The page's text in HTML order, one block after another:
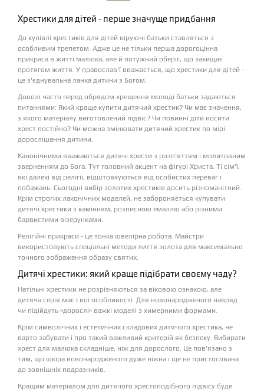
Хрестики для дітей - перше значуще придбання
До купівлі хрестиків для дітей віруючі батьки ставляться з
особливим трепетом. Адже це не тільки перша дорогоцінна
прикраса в житті малюка, але й потужний оберіг, що захищає
протягом життя. У православ'ї вважається, що хрестики для дітей -
це з'єднувальна ланка дитини з Богом.
Доволі часто перед обрядом хрещення молоді батьки задаються
питаннями: Який краще купити дитячий хрестик? Чи має значення,
з якого матеріалу виготовлений підвіс? Чи повинні діти носити
хрест постійно? Чи можна змінювати дитячий хрестик по мірі
дорослішання дитини.
Канонічними вважаються дитячі хрести з розп'яттям і молитовним
зверненням до Бога. Тут головний акцент на фігурі Христа. Ті сім'ї,
які далекі від релігії, відштовхуються від особистих переваг і
побажань. Сьогодні вибір золотих хрестиків досить різноманітний.
Крім строгих лаконічних моделей, не забороняється купувати
дитячі хрестики з камінням, розписною емаллю або різними
барвистими візерунками.
Релігійні прикраси - це тонка ювелірна робота. Майстри
використовують спеціальні методи лиття золота для максимально
точного зображення образу святих.
Дитячі хрестики: який краще підібрати своєму чаду?
Натільні хрестики не розрізняються за віковою ознакою, але
дитяча серія має свої особливості. Для новонародженого навряд
чи підійдуть «дорослі» важкі моделі з химерними формами.
Крім символічних і естетичних складових дитячого хрестика, не
варто забувати і про такий важливий критерій як безпеку. Вибирати
хрест для малюка складніше, ніж для дорослого. Це пов'язано з
тим, що шкіра новонародженого дуже ніжна і ще не пристосована
до зовнішніх подразників.
Кращим матеріалом для дитячого хрестоподібного підвісу буде